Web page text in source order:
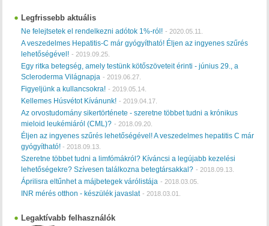
Legfrissebb aktuális
Ne felejtsetek el rendelkezni adótok 1%-ról! - 2020.05.11.
A veszedelmes Hepatitis-C már gyógyítható! Éljen az ingyenes szűrés
lehetőségével! - 2019.09.25.
Egy ritka betegség, amely testünk kötőszöveteit érinti - június 29., a
Scleroderma Világnapja - 2019.06.27.
Figyeljünk a kullancsokra! - 2019.05.14.
Kellemes Húsvétot Kívánunk! - 2019.04.17.
Az orvostudomány sikertörténete - szeretne többet tudni a krónikus
mieloid leukémiáról (CML)? - 2018.09.20.
Éljen az ingyenes szűrés lehetőségével! A veszedelmes hepatitis C már
gyógyítható!- 2018.09.13.
Szeretne többet tudni a limfómákról? Kíváncsi a legújabb kezelési
lehetőségekre? Szívesen találkozna betegtársakkal? - 2018.09.13.
Áprilisra eltűnhet a májbetegek várólistája - 2018.03.05.
INR mérés otthon - készülék javaslat - 2018.03.01.
Legaktívabb felhasználók